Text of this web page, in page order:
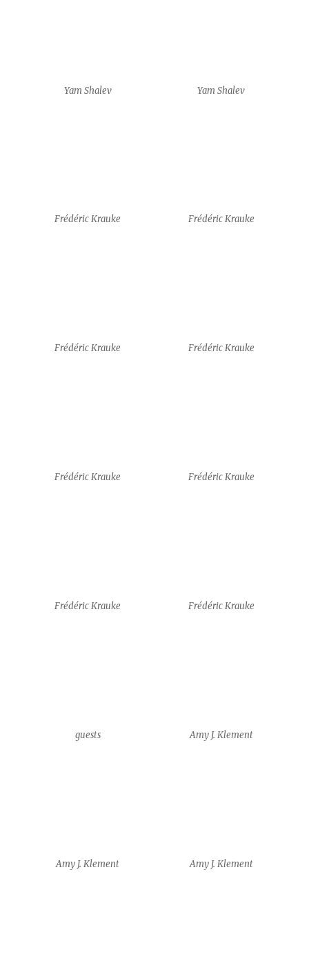
Frédéric Krauke Frédéric Krauke
Frédéric Krauke Frédéric Krauke
Frédéric Krauke Frédéric Krauke
guests Amy J. Klement
Amy J. Klement Amy J. Klement
Kathleen Michael Kathleen Michael
Yam Shalev
Siobhan Leddy + Benjamin